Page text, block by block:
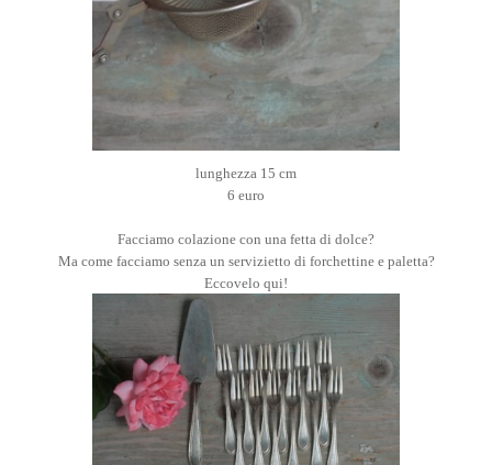
lunghezza 15 cm
6 euro
Facciamo colazione con una fetta di dolce?
Ma come facciamo senza un servizietto di forchettine e paletta?
Eccovelo qui!